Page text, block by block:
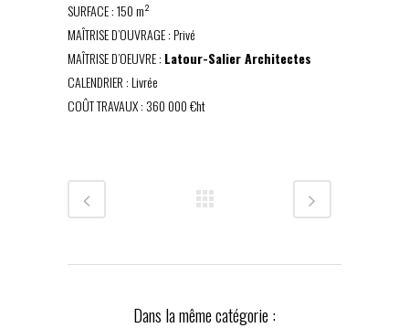
SURFACE : 150 m²
MAÎTRISE D’OUVRAGE : Privé
MAÎTRISE D’OEUVRE : Latour-Salier Architectes
CALENDRIER : Livrée
COÛT TRAVAUX : 360 000 €ht
Dans la même catégorie :